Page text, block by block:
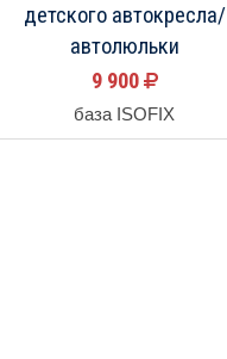
детского автокресла/
автолюльки
9 900
база ISOFIX